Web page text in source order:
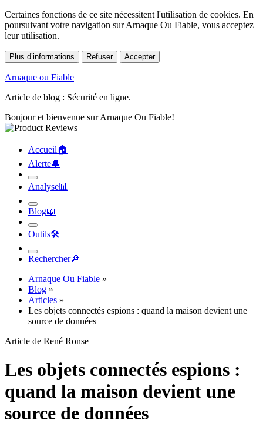
Certaines fonctions de ce site nécessitent l'utilisation de cookies. En
poursuivant votre navigation sur Arnaque Ou Fiable, vous acceptez
leur utilisation.
Plus d’informations Refuser Accepter
Arnaque ou Fiable
Article de blog : Sécurité en ligne.
Bonjour et bienvenue sur Arnaque Ou Fiable!
Accueil🏠︎
Alerte🔔︎
Analyse📊︎
Blog📖︎
Outils🛠︎
Rechercher🔎︎
Arnaque Ou Fiable »
Blog »
Articles »
Les objets connectés espions : quand la maison devient une
source de données
Article de René Ronse
Les objets connectés espions :
quand la maison devient une
source de données